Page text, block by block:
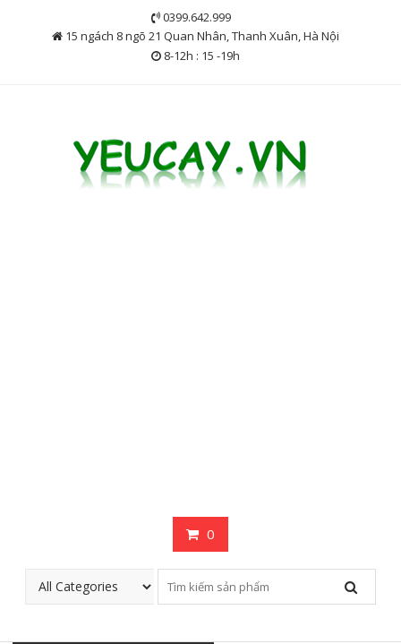
0399.642.999
15 ngách 8 ngõ 21 Quan Nhân, Thanh Xuân, Hà Nội
8-12h : 15 -19h
0